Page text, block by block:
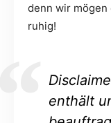
denn wir mögen
ruhig!
enthält